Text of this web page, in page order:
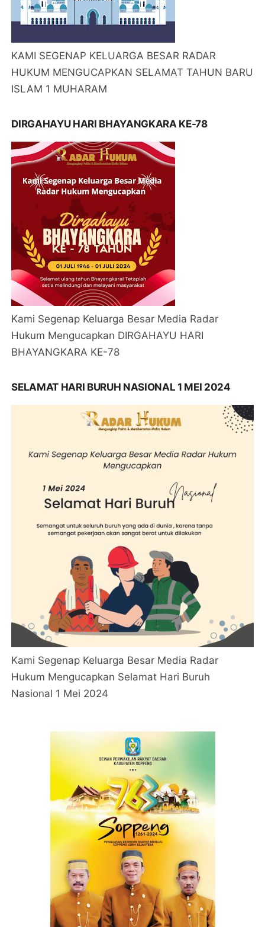
KAMI SEGENAP KELUARGA BESAR RADAR
HUKUM MENGUCAPKAN SELAMAT TAHUN BARU
ISLAM 1 MUHARAM
DIRGAHAYU HARI BHAYANGKARA KE-78
Kami Segenap Keluarga Besar Media Radar
Hukum Mengucapkan DIRGAHAYU HARI
BHAYANGKARA KE-78
SELAMAT HARI BURUH NASIONAL 1 MEI 2024
Kami Segenap Keluarga Besar Media Radar
Hukum Mengucapkan Selamat Hari Buruh
Nasional 1 Mei 2024